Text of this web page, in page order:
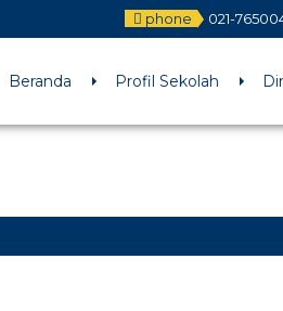
phone 021-
Beranda Profil Sekolah